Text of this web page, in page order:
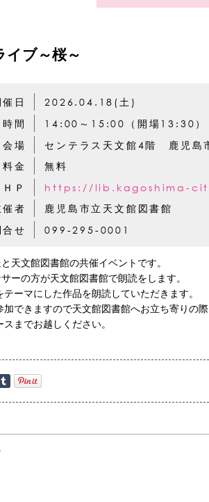
イブ～桜～
日
2026.04.18(土)
時間
14:00～15:00（開場13:30）
会場
センテラス天文館4階 鹿児島
料金
無料
ＨＰ
https://lib.kagoshima-
催者
鹿児島市立天文館図書館
せ
099-295-0001
天文館図書館の共催イベントです。
ーの方が天文館図書館で朗読をします。
ーマにした作品を朗読していただきます。
加できますので天文館図書館へお立ち寄りの際
までお越しください。